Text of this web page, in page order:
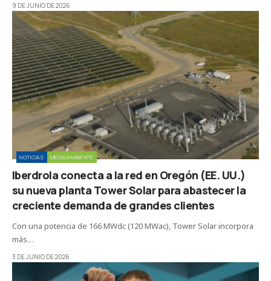
9 DE JUNIO DE 2026
NOTICIAS MEDIOAMBIENTE
Iberdrola conecta a la red en Oregón (EE. UU.)
su nueva planta Tower Solar para abastecer la
creciente demanda de grandes clientes
Con una potencia de 166 MWdc (120 MWac), Tower Solar incorpora
más…
3 DE JUNIO DE 2026